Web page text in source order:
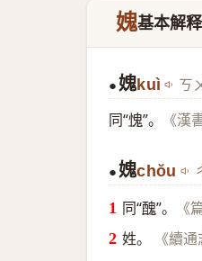
媿基本解释
● 媿kuì ㄎ
同“愧”。 《漢
● 媿chŏu
同“醜”。 《
姓。
《續